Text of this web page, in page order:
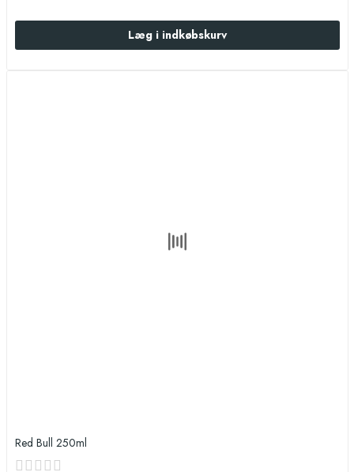
Læg i indkøbskurv
Red Bull 250ml